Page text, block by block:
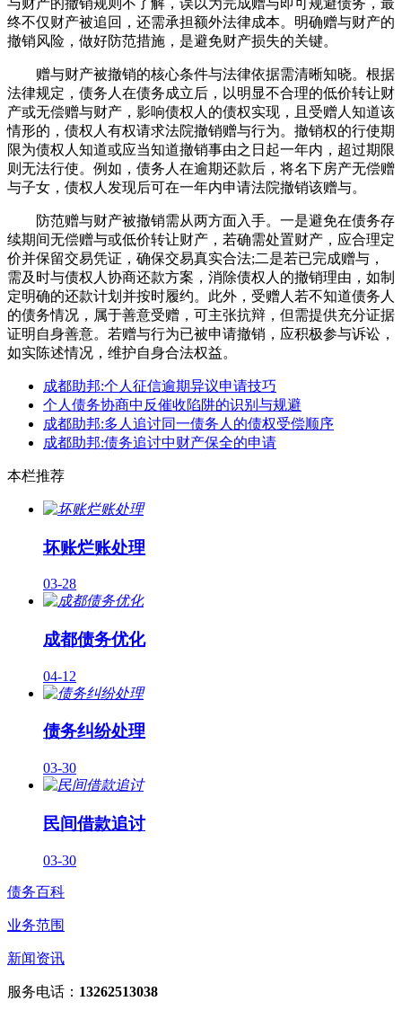
终不仅财产被追回，还需承担额外法律成本。明确赠与财产的
撤销风险，做好防范措施，是避免财产损失的关键。
赠与财产被撤销的核心条件与法律依据需清晰知晓。根据
法律规定，债务人在债务成立后，以明显不合理的低价转让财
产或无偿赠与财产，影响债权人的债权实现，且受赠人知道该
情形的，债权人有权请求法院撤销赠与行为。撤销权的行使期
限为债权人知道或应当知道撤销事由之日起一年内，超过期限
则无法行使。例如，债务人在逾期还款后，将名下房产无偿赠
与子女，债权人发现后可在一年内申请法院撤销该赠与。
防范赠与财产被撤销需从两方面入手。一是避免在债务存
续期间无偿赠与或低价转让财产，若确需处置财产，应合理定
价并保留交易凭证，确保交易真实合法;二是若已完成赠与，
需及时与债权人协商还款方案，消除债权人的撤销理由，如制
定明确的还款计划并按时履约。此外，受赠人若不知道债务人
的债务情况，属于善意受赠，可主张抗辩，但需提供充分证据
证明自身善意。若赠与行为已被申请撤销，应积极参与诉讼，
如实陈述情况，维护自身合法权益。
成都助邦:个人征信逾期异议申请技巧
个人债务协商中反催收陷阱的识别与规避
成都助邦:多人追讨同一债务人的债权受偿顺序
成都助邦:债务追讨中财产保全的申请
本栏推荐
坏账烂账处理
03-28
成都债务优化
04-12
债务纠纷处理
03-30
民间借款追讨
03-30
债务百科
业务范围
新闻资讯
服务电话： 13262513038